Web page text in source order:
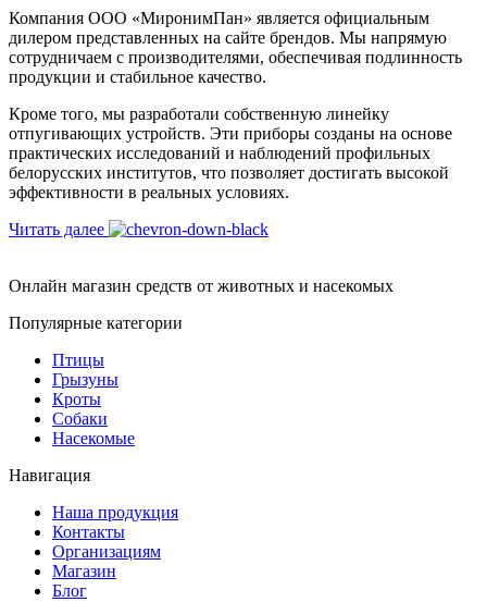
Компания ООО «МиронимПан» является официальным
дилером представленных на сайте брендов. Мы напрямую
сотрудничаем с производителями, обеспечивая подлинность
продукции и стабильное качество.
Кроме того, мы разработали собственную линейку
отпугивающих устройств. Эти приборы созданы на основе
практических исследований и наблюдений профильных
белорусских институтов, что позволяет достигать высокой
эффективности в реальных условиях.
Читать далее
Онлайн магазин средств от животных и насекомых
Популярные категории
Птицы
Грызуны
Кроты
Собаки
Насекомые
Навигация
Наша продукция
Контакты
Организациям
Магазин
Блог